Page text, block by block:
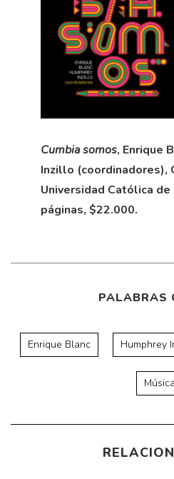
Cumbia somos, Enrique
Inzillo (coordinadores),
Universidad Católica
páginas, $22.000.
PALABRAS
Enrique Blanc Humphrey
Música